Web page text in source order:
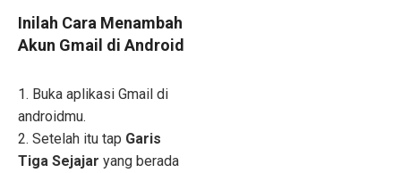
Inilah Cara Menambah
Akun Gmail di Android
1. Buka aplikasi Gmail di
androidmu.
2. Setelah itu tap Garis
Tiga Sejajar yang berada